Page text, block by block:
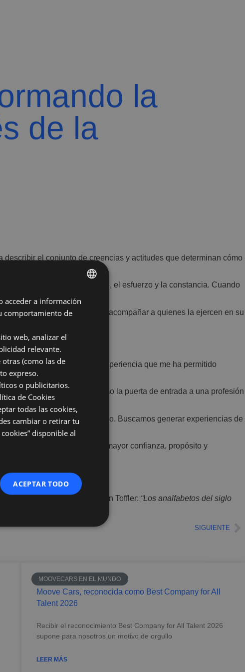
la
de la
el conjunto de creencias y actitudes que determinan cómo
mediante el aprendizaje, el esfuerzo y la constancia. Cuando
en valor sus competencias y acompañar a quienes la ejercen en su
de conductores. Una experiencia que me ha permitido
laboral.
Moove Cars Academy
como la puerta de entrada a una profesión
desarrollo y reconocimiento.
o un “check” completado. Buscamos generar experiencias de
un futuro profesional con mayor confianza, propósito y
Como escribió Alvin Toffler: “Los analfabetos del siglo
SIGUIENTE
MOOVECARS EN EL MUNDO
Moove Cars, reconocida como Best Company for All
Talent 2026
Recibir el reconocimiento Best Company for All Talent 2026
supone para nosotros un motivo de orgullo
LEER MÁS
SPANISH
ENGLISH
acceder a información
comportamiento de
web, analizar el
relevante.
(como las de
expreso.
o publicitarios.
de Cookies
todas las cookies,
cambiar o retirar tu
disponible al
ACEPTAR TODO